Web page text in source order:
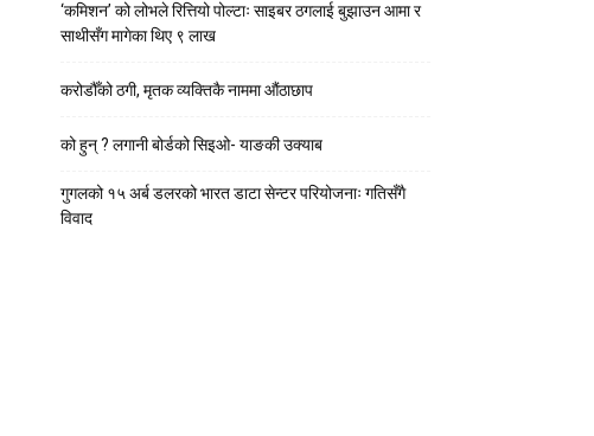
‘कमिशन’ को लोभले रित्तियो पोल्टाः साइबर ठगलाई बुझाउन आमा र
साथीसँग मागेका थिए ९ लाख
करोडौँको ठगी, मृतक व्यक्तिकै नाममा औंठाछाप
को हुन् ? लगानी बोर्डको सिइओ- याङकी उक्याब
गुगलको १५ अर्ब डलरको भारत डाटा सेन्टर परियोजनाः गतिसँगै
विवाद